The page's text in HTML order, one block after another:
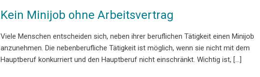
Kein Minijob ohne Arbeitsvertrag
Viele Menschen entscheiden sich, neben ihrer beruflichen Tätigkeit einen Minijob
anzunehmen. Die nebenberufliche Tätigkeit ist möglich, wenn sie nicht mit dem
Hauptberuf konkurriert und den Hauptberuf nicht einschränkt. Wichtig ist, […]